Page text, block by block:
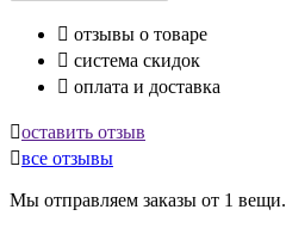
 отзывы о товаре
 система скидок
 оплата и доставка
оставить отзыв
все отзывы
Мы отправляем заказы от 1 вещи.